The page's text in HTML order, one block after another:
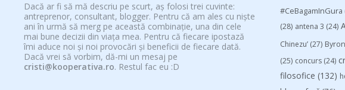
Dacă ar fi să mă descriu pe scurt, aș folosi trei cuvinte:
antreprenor, consultant, blogger. Pentru că am ales cu niște
ani în urmă să merg pe această combinație, una din cele
mai bune decizii din viața mea. Pentru că fiecare ipostază
îmi aduce noi și noi provocări și beneficii de fiecare dată.
Dacă vrei să vorbim, dă-mi un mesaj pe
cristi@kooperativa.ro. Restul fac eu :D
#CeBagamInGura
(28) antena 3 (24)
Chinezu’ (27) Byron
(25) concurs (24)
filosofice (132)